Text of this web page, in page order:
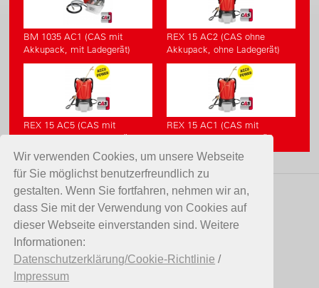
Wir verwenden Cookies, um unsere Webseite
für Sie möglichst benutzerfreundlich zu
gestalten. Wenn Sie fortfahren, nehmen wir an,
dass Sie mit der Verwendung von Cookies auf
dieser Webseite einverstanden sind. Weitere
Informationen:
Datenschutzerklärung/Cookie-Richtlinie /
Impressum
BM 1035 AC1 (CAS mit
Akkupack, mit Ladegerät)
REX 15 AC2 (CAS ohne
Akkupack, ohne Ladegerät)
REX 15 AC5 (CAS mit
Akkupack ohne Ladegerät)
REX 15 AC1 (CAS mit
Akkupack, mit Ladegerät)
KONTAKT
Birchmeier Sprühtechnik AG
Im Stetterfeld 1
5608 Stetten
Schweiz